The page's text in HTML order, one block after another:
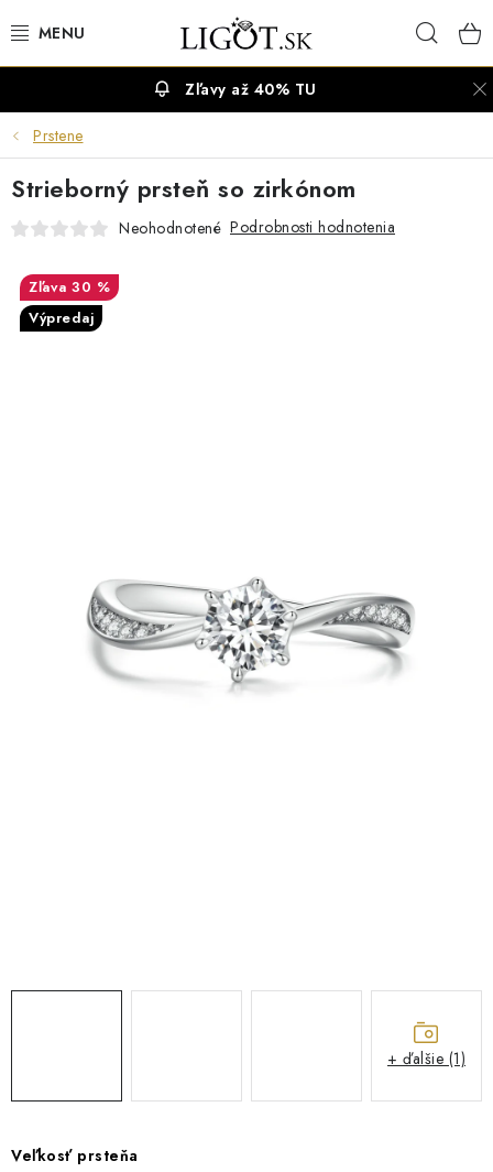
na
NÁHRDELNÍKY
PRSTENE
Doprava a platba Vrátenie, výmena, reklamácia
Kontakt
Zľavy až 40% TU
Prstene
Veľkosť prsteňa
Strieborný prsteň so zirkónom
Neohodnotené Podrobnosti hodnotenia
30 %
Výpredaj
+ ďalšie (1)